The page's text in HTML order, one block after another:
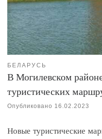
БЕЛАРУСЬ
В Могилевском
туристических
Опубликовано 16.02.2023
Новые туристические